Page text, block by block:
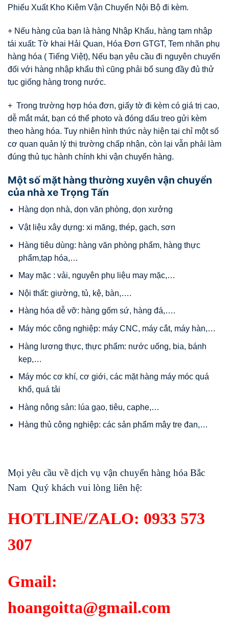
Phiếu Xuất Kho Kiêm Vận Chuyển Nội Bộ đi kèm.
+ Nếu hàng của bạn là hàng Nhập Khẩu, hàng tạm nhập
tái xuất: Tờ khai Hải Quan, Hóa Đơn GTGT, Tem nhãn phụ
hàng hóa ( Tiếng Việt), Nếu bạn yêu cầu đi nguyên chuyến
đối với hàng nhập khẩu thì cũng phải bổ sung đầy đủ thử
tục giống hàng trong nước.
+ Trong trường hợp hóa đơn, giấy tờ đi kèm có giá trị cao,
dễ mắt mát, bạn có thể photo và đóng dấu treo gửi kèm
theo hàng hóa. Tuy nhiên hình thức này hiện tại chỉ một số
cơ quan quản lý thị trường chấp nhận, còn lại vẫn phải làm
đúng thủ tục hành chính khi vận chuyển hàng.
Một số mặt hàng thường xuyên vận chuyển
của nhà xe Trọng Tấn
Hàng dọn nhà, dọn văn phòng, dọn xưởng
Vật liệu xây dựng: xi măng, thép, gạch, sơn
Hàng tiêu dùng: hàng văn phòng phẩm, hàng thực
phẩm,tạp hóa,…
May mặc : vải, nguyên phụ liệu may mặc,…
Nội thất: giường, tủ, kệ, bàn,….
Hàng hóa dễ vỡ: hàng gốm sứ, hàng đá,….
Máy móc công nghiệp: máy CNC, máy cắt, máy hàn,…
Hàng lương thực, thực phẩm: nước uống, bia, bánh
kẹp,…
Máy móc cơ khí, cơ giới, các mặt hàng máy móc quá
khổ, quá tải
Hàng nông sản: lúa gạo, tiêu, caphe,…
Hàng thủ công nghiệp: các sản phẩm mây tre đan,…
Mọi yêu cầu về dịch vụ vận chuyển hàng hóa Bắc
Nam Quý khách vui lòng liên hệ:
HOTLINE/ZALO: 0933 573
307
Gmail:
hoangoitta@gmail.com